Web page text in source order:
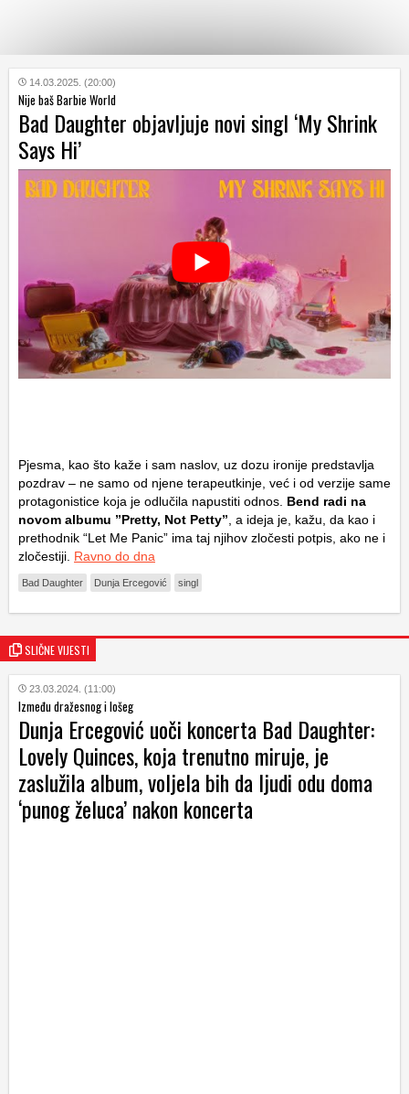
KATEGORIJE
HRVATSKI
WEB
14.03.2025. (20:00)
Nije baš Barbie World
Bad Daughter objavljuje novi singl ‘My Shrink
Says Hi’
Pjesma, kao što kaže i sam naslov, uz dozu ironije predstavlja
pozdrav – ne samo od njene terapeutkinje, već i od verzije same
protagonistice koja je odlučila napustiti odnos. Bend radi na
novom albumu ”Pretty, Not Petty” , a ideja je, kažu, da kao i
prethodnik “Let Me Panic” ima taj njihov zločesti potpis, ako ne i
zločestiji. Ravno do dna
Bad Daughter Dunja Ercegović singl
SLIČNE VIJESTI
23.03.2024. (11:00)
Između dražesnog i lošeg
Dunja Ercegović uoči koncerta Bad Daughter:
Lovely Quinces, koja trenutno miruje, je
zaslužila album, voljela bih da ljudi odu doma
‘punog želuca’ nakon koncerta